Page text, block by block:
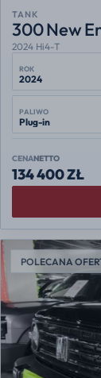
TANK
300 New
2024 Hi4-T
ROK
2024
PALIWO
Plug-in
CENANETTO
134 400 ZŁ
POLECANA